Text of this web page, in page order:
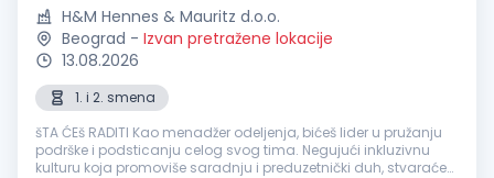
H&M Hennes & Mauritz d.o.o.
Beograd - Izvan pretražene lokacije
13.08.2026
1. i 2. smena
šTA ĆEš RADITI Kao menadžer odeljenja, bićeš lider u pružanju
podrške i podsticanju celog svog tima. Negujući inkluzivnu
kulturu koja promoviše saradnju i preduzetnički duh, stvaraćeš